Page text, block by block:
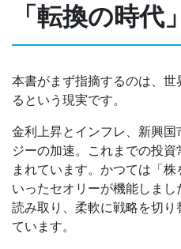
「転換の時代
本書がまず指摘するのは、
るという現実です。
金利上昇とインフレ、新興
ジーの加速。これまでの投
まれています。かつては「
いったセオリーが機能しま
読み取り、柔軟に戦略を切
ています。